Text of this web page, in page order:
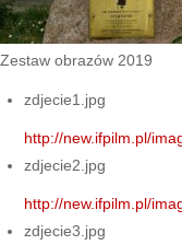
Zestaw obrazów 2019
zdjecie1.jpg
http://new.ifpilm.pl/
zdjecie2.jpg
http://new.ifpilm.pl/
zdjecie3.jpg